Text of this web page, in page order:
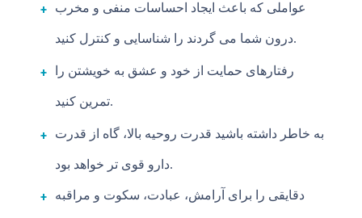
عواملی که باعث ایجاد احساسات منفی و مخرب
درون شما می گردند را شناسایی و کنترل کنید.
رفتارهای حمایت از خود و عشق به خویشتن را
تمرین کنید.
به خاطر داشته باشید قدرت روحیه بالا، گاه از قدرت
دارو قوی تر خواهد بود.
دقایقی را برای آرامش، عبادت، سکوت و مراقبه